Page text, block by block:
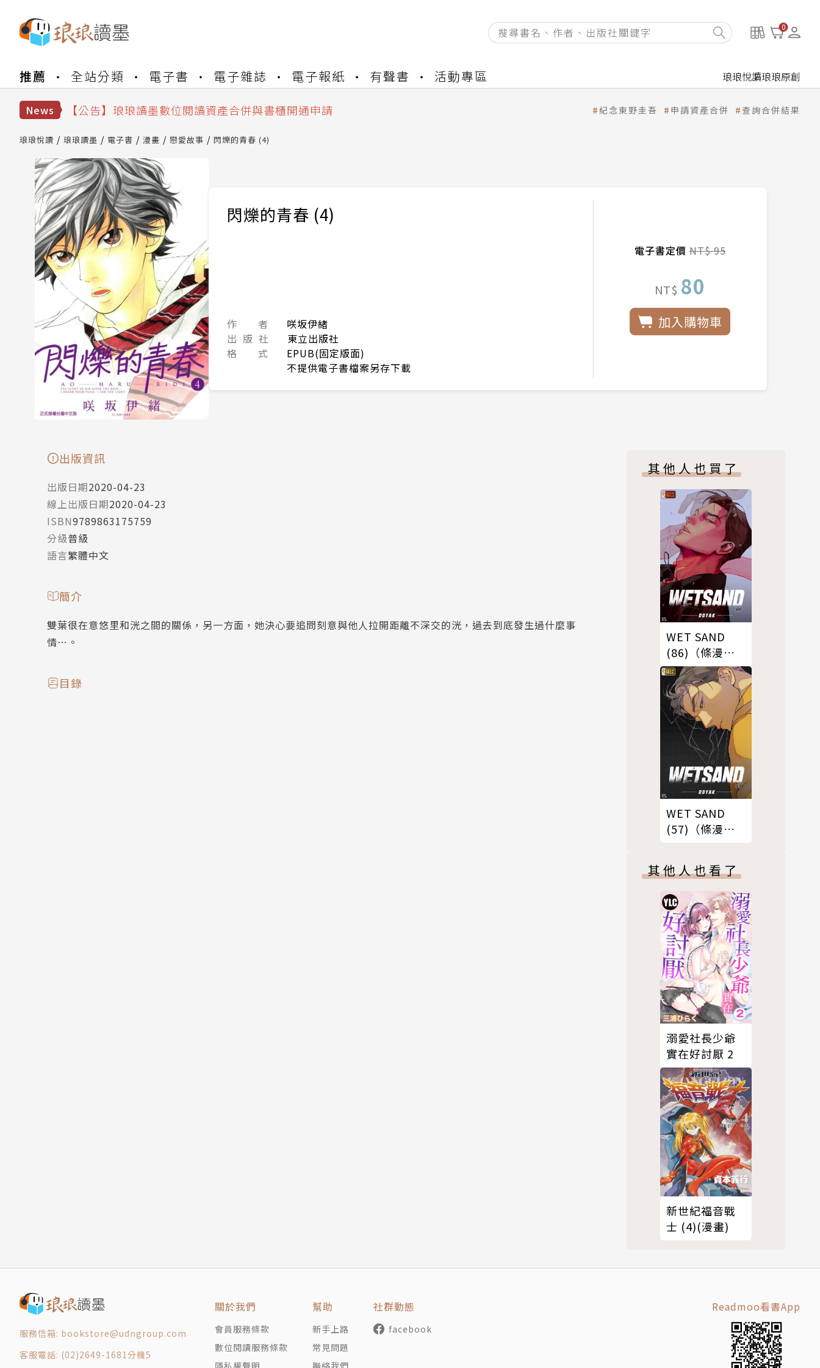
0
推薦 全站分類 電子書 電子雜誌 電子報紙 有聲書 活動專區 琅琅悅讀琅琅原創
News
【公告】因 Readmoo 讀墨系統維護中，本站同步暫停部分閱讀服務
【公告】琅琅讀墨書櫃開通常見問題
【公告】琅琅書店服務升級重要說明及資產合併結果查詢
【公告】因 Readmoo 讀墨系統維護中，本站同步暫停部分閱讀服務
紀念東野圭吾 申請資產合併 查詢合併結果
琅琅悅讀 琅琅讀墨 電子書 漫畫 戀愛故事 閃爍的青春 (4)
閃爍的青春 (4)
作 者
咲坂伊緒
出 版 社
東立出版社
格 式
EPUB(固定版面)
不提供電子書檔案另存下載
電子書定價NT$ 95
NT$ 80
加入購物車
出版資訊
出版日期2020-04-23
線上出版日期2020-04-23
ISBN9789863175759
分級普級
語言繁體中文
簡介
雙葉很在意悠里和洸之間的關係，另一方面，她決心要追問刻意與他人拉開距離不深交的洸，過去到底發生過什麼事
情…。
目錄
其他人也買了
WET SAND
(86)（條漫
版）
WET SAND
(57)（條漫
其他人也看了
溺愛社長少爺
實在好討厭 2
新世紀福音戰
士 (4)(漫畫)
服務信箱: bookstore@udngroup.com
客服電話: (02)2649-1681分機5
關於我們
會員服務條款
數位閱讀服務條款
幫助
新手上路
常見問題
社群動態
facebook
Readmoo看書App